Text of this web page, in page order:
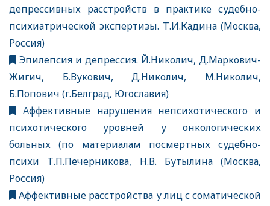
депрессивных расстройств в практике судебно-
психиатрической экспертизы. Т.И.Кадина (Москва,
Россия)
Эпилепсия и депрессия. Й.Николич, Д.Маркович-
Жигич, Б.Вукович, Д.Николич, М.Николич,
Б.Попович (г.Белград, Югославия)
Аффективные нарушения непсихотического и
психотического уровней у онкологических
больных (по материалам посмертных судебно-
психи Т.П.Печерникова, Н.В. Бутылина (Москва,
Россия)
Аффективные расстройства у лиц с соматической